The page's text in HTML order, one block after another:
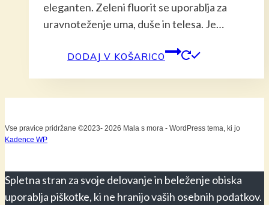
eleganten. Zeleni fluorit se uporablja za
uravnoteženje uma, duše in telesa. Je…
DODAJ V KOŠARICO
Vse pravice pridržane ©2023- 2026 Mala s mora - WordPress tema, ki jo
Kadence WP
Spletna stran za svoje delovanje in beleženje obiska
uporablja piškotke, ki ne hranijo vaših osebnih podatkov.